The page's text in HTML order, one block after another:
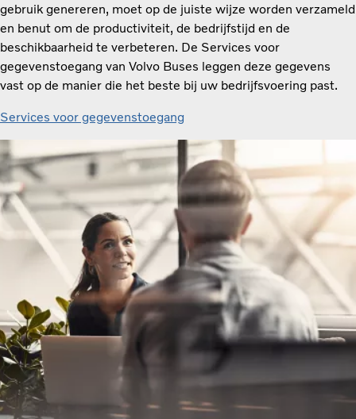
gebruik genereren, moet op de juiste wijze worden verzameld
en benut om de productiviteit, de bedrijfstijd en de
beschikbaarheid te verbeteren. De Services voor
gegevenstoegang van Volvo Buses leggen deze gegevens
vast op de manier die het beste bij uw bedrijfsvoering past.
Services voor gegevenstoegang